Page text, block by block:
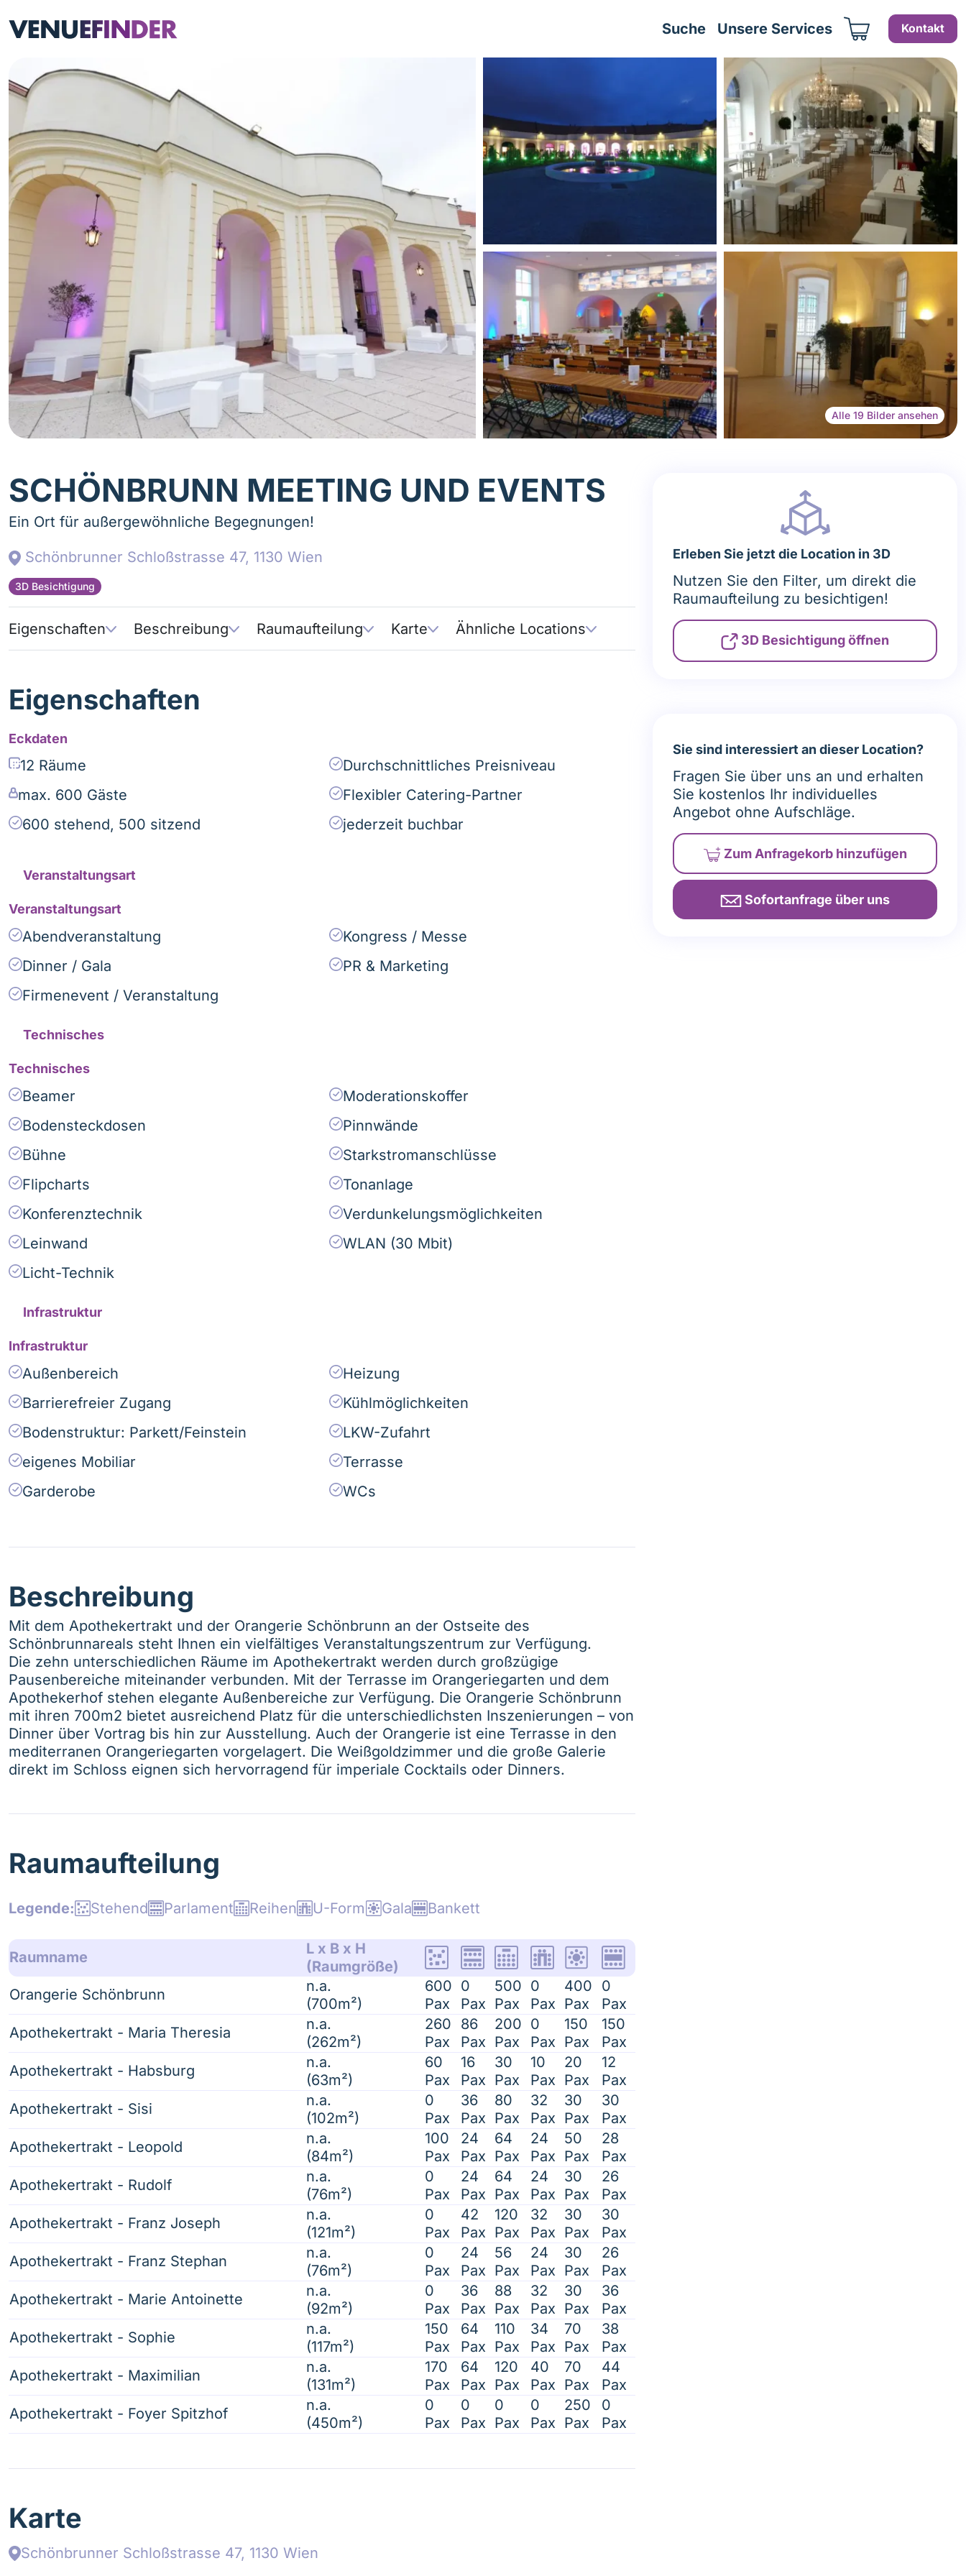
Zum Inhalt der Seite springen
Suche Unsere Services Kontakt
Alle 19 Bilder ansehen
SCHÖNBRUNN MEETING UND EVENTS
Ein Ort für außergewöhnliche Begegnungen!
Schönbrunner Schloßstrasse 47, 1130 Wien
3D Besichtigung
Eigenschaften Beschreibung Raumaufteilung Karte Ähnliche Locations
Eigenschaften
Eckdaten
12 Räume
max. 600 Gäste
600 stehend, 500 sitzend
Durchschnittliches Preisniveau
Flexibler Catering-Partner
jederzeit buchbar
Veranstaltungsart
Veranstaltungsart
Abendveranstaltung
Dinner / Gala
Firmenevent / Veranstaltung
Kongress / Messe
PR & Marketing
Technisches
Technisches
Beamer
Bodensteckdosen
Bühne
Flipcharts
Konferenztechnik
Leinwand
Licht-Technik
Moderationskoffer
Pinnwände
Starkstromanschlüsse
Tonanlage
Verdunkelungsmöglichkeiten
WLAN (30 Mbit)
Infrastruktur
Infrastruktur
Außenbereich
Barrierefreier Zugang
Bodenstruktur: Parkett/Feinstein
eigenes Mobiliar
Garderobe
Heizung
Kühlmöglichkeiten
LKW-Zufahrt
Terrasse
WCs
Beschreibung
Mit dem Apothekertrakt und der Orangerie Schönbrunn an der Ostseite des
Schönbrunnareals steht Ihnen ein vielfältiges Veranstaltungszentrum zur Verfügung.
Die zehn unterschiedlichen Räume im Apothekertrakt werden durch großzügige
Pausenbereiche miteinander verbunden. Mit der Terrasse im Orangeriegarten und dem
Apothekerhof stehen elegante Außenbereiche zur Verfügung. Die Orangerie Schönbrunn
mit ihren 700m2 bietet ausreichend Platz für die unterschiedlichsten Inszenierungen – von
Dinner über Vortrag bis hin zur Ausstellung. Auch der Orangerie ist eine Terrasse in den
mediterranen Orangeriegarten vorgelagert. Die Weißgoldzimmer und die große Galerie
direkt im Schloss eignen sich hervorragend für imperiale Cocktails oder Dinners.
Raumaufteilung
Stehend Parlament Reihen U-Form Gala Bankett
Raumname
L x B x H
(Raumgröße)
Orangerie Schönbrunn
n.a.
(700m²)
600
Pax
0
Pax
500
Pax
0
Pax
400
Pax
0
Pax
Apothekertrakt - Maria Theresia
n.a.
(262m²)
260
Pax
86
Pax
200
Pax
0
Pax
150
Pax
150
Pax
Apothekertrakt - Habsburg
n.a.
(63m²)
60
Pax
16
Pax
30
Pax
10
Pax
20
Pax
12
Pax
Apothekertrakt - Sisi
n.a.
(102m²)
0
Pax
36
Pax
80
Pax
32
Pax
30
Pax
30
Pax
Apothekertrakt - Leopold
n.a.
(84m²)
100
Pax
24
Pax
64
Pax
24
Pax
50
Pax
28
Pax
Apothekertrakt - Rudolf
n.a.
(76m²)
0
Pax
24
Pax
64
Pax
24
Pax
30
Pax
26
Pax
Apothekertrakt - Franz Joseph
n.a.
(121m²)
0
Pax
42
Pax
120
Pax
32
Pax
30
Pax
30
Pax
Apothekertrakt - Franz Stephan
n.a.
(76m²)
0
Pax
24
Pax
56
Pax
24
Pax
30
Pax
26
Pax
Apothekertrakt - Marie Antoinette
n.a.
(92m²)
0
Pax
36
Pax
88
Pax
32
Pax
30
Pax
36
Pax
Apothekertrakt - Sophie
n.a.
(117m²)
150
Pax
64
Pax
110
Pax
34
Pax
70
Pax
38
Pax
Apothekertrakt - Maximilian
n.a.
(131m²)
170
Pax
64
Pax
120
Pax
40
Pax
70
Pax
44
Pax
Apothekertrakt - Foyer Spitzhof
n.a.
(450m²)
0
Pax
0
Pax
0
Pax
0
Pax
250
Pax
0
Pax
Karte
Schönbrunner Schloßstrasse 47, 1130 Wien
Erleben Sie jetzt die Location in 3D
Nutzen Sie den Filter, um direkt die
Raumaufteilung zu besichtigen!
3D Besichtigung öffnen
Sie sind interessiert an dieser Location?
Fragen Sie über uns an und erhalten
Sie kostenlos Ihr individuelles
Angebot ohne Aufschläge.
Zum Anfragekorbhinzufügen
Sofortanfrage über uns